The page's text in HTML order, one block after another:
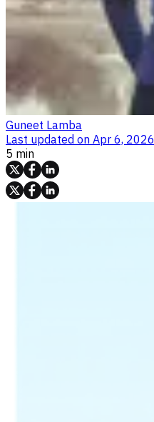
Guneet Lamba
Last updated on Apr 6, 2026
5 min